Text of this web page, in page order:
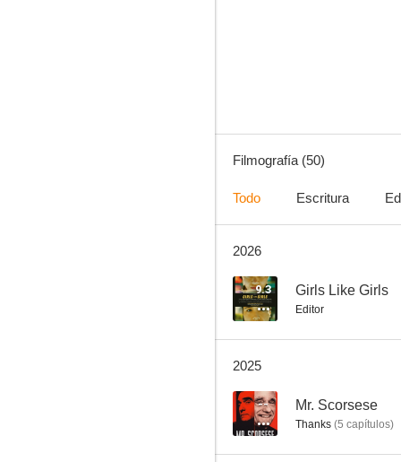
7.3
Filmografía (50)
Todo Escritura
2026
9.3 Girls Like Girls
Editor
2025
-- Mr. Scorsese
Thanks (5 capítulos)